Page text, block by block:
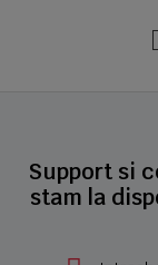
Support si
stam la